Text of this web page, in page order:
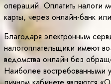
операций. Оплатить налоги
карты, через онлайн-банк
Благодаря электронным
налогоплательщики имеют
ведомства онлайн без
Наиболее востребованными